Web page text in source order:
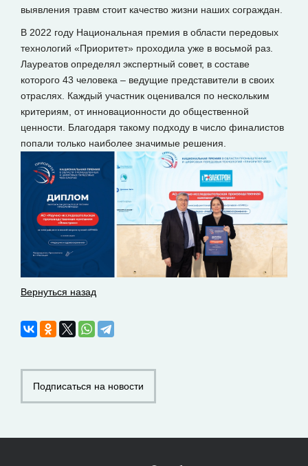
выявления травм стоит качество жизни наших сограждан.
В 2022 году Национальная премия в области передовых
технологий «Приоритет» проходила уже в восьмой раз.
Лауреатов определял экспертный совет, в составе
которого 43 человека – ведущие представители в своих
отраслях. Каждый участник оценивался по нескольким
критериям, от инновационности до общественной
ценности. Благодаря такому подходу в число финалистов
попали только наиболее значимые решения.
Вернуться назад
Подписаться на новости